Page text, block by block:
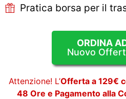
Pratica borsa per il
ORDINA
Nuovo
Attenzione! L’Offerta a 129€
48 Ore e Pagamento alla